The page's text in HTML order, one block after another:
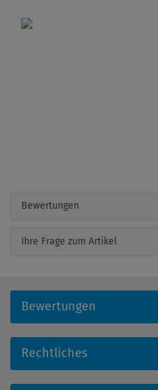
Bewertungen
Ihre Frage zum Artikel
Bewertungen
Rechtliches